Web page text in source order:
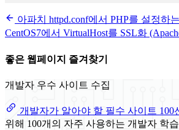
아파치 httpd.conf에서 PHP를 설정하
CentOS7에서 VirtualHost를 SSL화
좋은 웹페이지 즐겨찾기
개발자 우수 사이트 수집
개발자가 알아야 할 필수 사이트 100
위해 100개의 자주 사용하는 개발자 학